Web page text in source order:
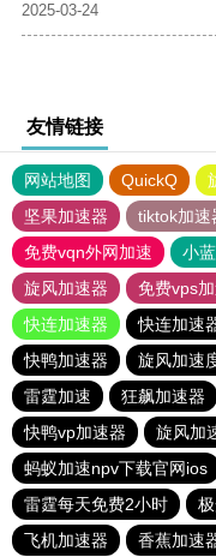
2025-03-24
友情链接
网站地图 QuickQ
坚果加速器
tiktok加速
免费vqn外网加速
小
旋风加速器
免费vps
快连加速器
快连加速
快鸭加速器
旋风加速
雷霆加速
狂飙加速器
快鸭vp加速器
旋风加
蚂蚁加速npv下载官网ios
雷霆每天免费2小时
飞机加速器
香蕉加速